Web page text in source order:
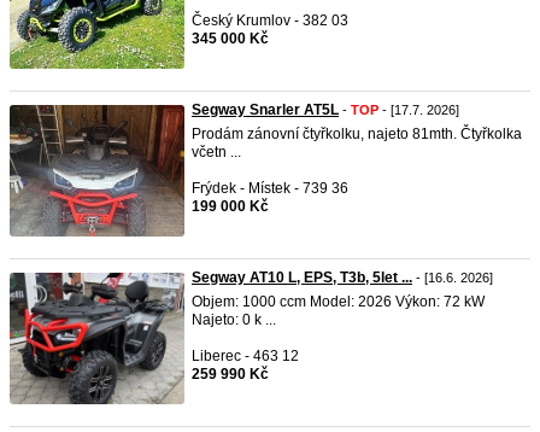
Český Krumlov - 382 03
345 000 Kč
Segway Snarler AT5L - TOP - [17.7. 2026]
Prodám zánovní čtyřkolku, najeto 81mth. Čtyřkolka
včetn ...
Frýdek - Místek - 739 36
199 000 Kč
Segway AT10 L, EPS, T3b, 5let ... - [16.6. 2026]
Objem: 1000 ccm Model: 2026 Výkon: 72 kW
Najeto: 0 k ...
Liberec - 463 12
259 990 Kč